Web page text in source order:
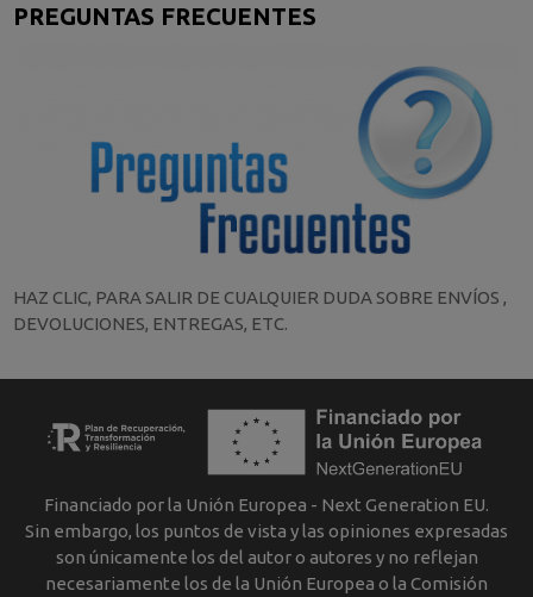
PREGUNTAS FRECUENTES
HAZ CLIC, PARA SALIR DE CUALQUIER DUDA SOBRE ENVÍOS ,
DEVOLUCIONES, ENTREGAS, ETC.
Financiado por la Unión Europea - Next Generation EU.
Sin embargo, los puntos de vista y las opiniones expresadas
son únicamente los del autor o autores y no reflejan
necesariamente los de la Unión Europea o la Comisión